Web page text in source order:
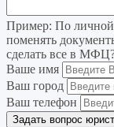
Пример: По
поменять
сделать все в
Ваше имя
Ваш город
Ваш телефон